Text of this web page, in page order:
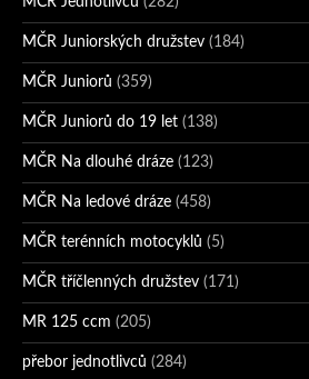
MČR Juniorských družstev (184)
MČR Juniorů (359)
MČR Juniorů do 19 let (138)
MČR Na dlouhé dráze (123)
MČR Na ledové dráze (458)
MČR terénních motocyklů (5)
MČR tříčlenných družstev (171)
MR 125 ccm (205)
přebor jednotlivců (284)